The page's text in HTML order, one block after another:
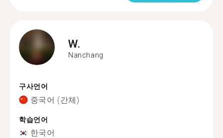
W.
Nanchang
구사언어
중국어 (간체)
학습언어
한국어